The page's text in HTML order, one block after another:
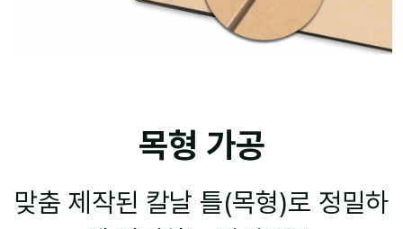
목형 가공
맞춤 제작된 칼날 틀(목형)로 정밀하